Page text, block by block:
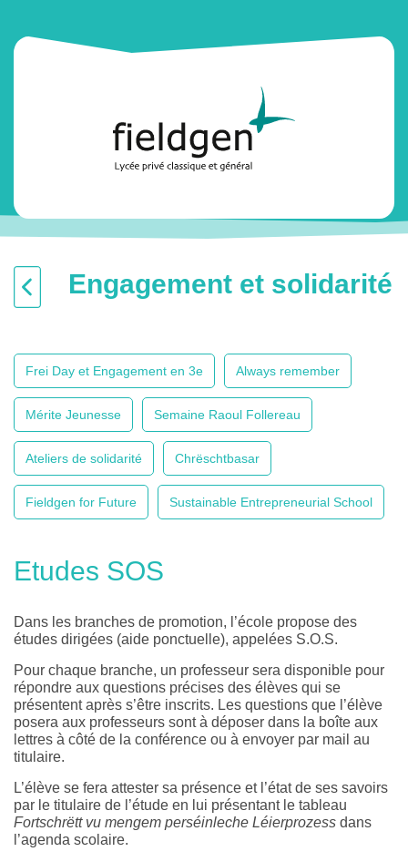
Engagement et solidarité
Frei Day et Engagement en 3e Always remember
Mérite Jeunesse Semaine Raoul Follereau
Ateliers de solidarité Chrëschtbasar
Fieldgen for Future Sustainable Entrepreneurial School
Etudes SOS
Dans les branches de promotion, l’école propose des
études dirigées (aide ponctuelle), appelées S.O.S.
Pour chaque branche, un professeur sera disponible pour
répondre aux questions précises des élèves qui se
présentent après s’être inscrits. Les questions que l’élève
posera aux professeurs sont à déposer dans la boîte aux
lettres à côté de la conférence ou à envoyer par mail au
titulaire.
L’élève se fera attester sa présence et l’état de ses savoirs
par le titulaire de l’étude en lui présentant le tableau
Fortschrëtt vu mengem perséinleche Léierprozess dans
l’agenda scolaire.